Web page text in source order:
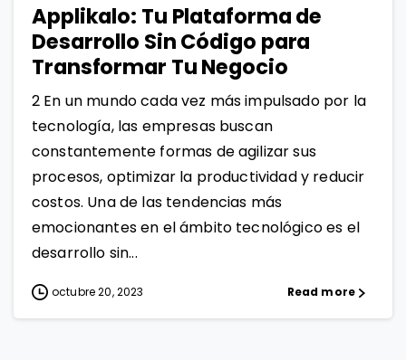
Applikalo: Tu Plataforma de
Desarrollo Sin Código para
Transformar Tu Negocio
2 En un mundo cada vez más impulsado por la
tecnología, las empresas buscan
constantemente formas de agilizar sus
procesos, optimizar la productividad y reducir
costos. Una de las tendencias más
emocionantes en el ámbito tecnológico es el
desarrollo sin...
octubre 20, 2023 Read more